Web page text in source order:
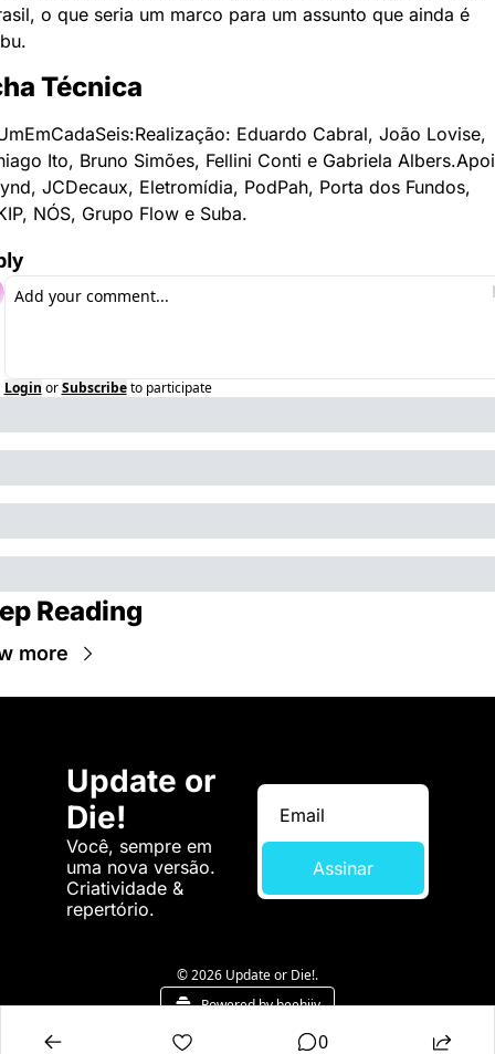
o que seria um marco para um assunto que ainda é
Técnica
Realização: Eduardo Cabral, João Lovise,
Ito, Bruno Simões, Fellini Conti e Gabriela Albers.
JCDecaux, Eletromídia, PodPah, Porta dos Fundos,
NÓS, Grupo Flow e Suba.
Login or Subscribe to participate
Reading
more
Update or
Die!
Você, sempre em
uma nova versão.
Criatividade &
repertório.
Assinar
© 2026 Update or Die!.
Powered by beehiiv
0